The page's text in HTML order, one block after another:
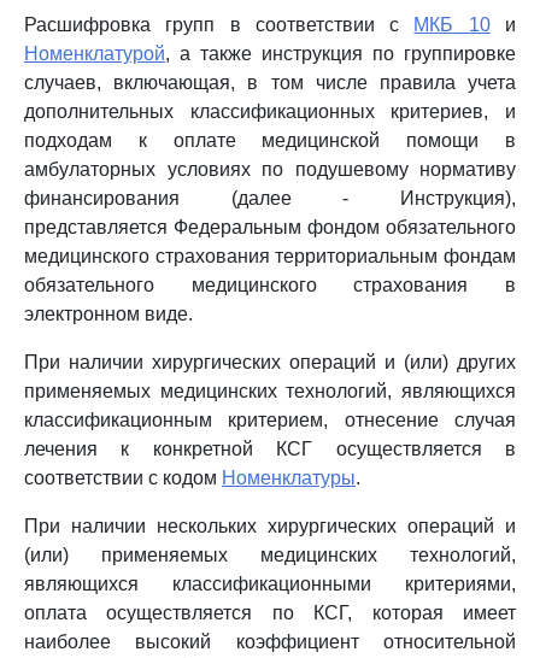
Расшифровка групп в соответствии с МКБ 10и
Номенклатурой, а также инструкция по группировке
случаев, включающая, в том числе правила учета
дополнительных классификационных критериев, и
подходам к оплате медицинской помощи в
амбулаторных условиях по подушевому нормативу
финансирования (далее - Инструкция),
представляется Федеральным фондом обязательного
медицинского страхования территориальным фондам
обязательного медицинского страхования в
электронном виде.
При наличии хирургических операций и (или) других
применяемых медицинских технологий, являющихся
классификационным критерием, отнесение случая
лечения к конкретной КСГ осуществляется в
соответствии с кодом Номенклатуры.
При наличии нескольких хирургических операций и
(или) применяемых медицинских технологий,
являющихся классификационными критериями,
оплата осуществляется по КСГ, которая имеет
наиболее высокий коэффициент относительной